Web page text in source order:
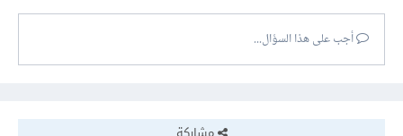
أجب على هذا السؤال...